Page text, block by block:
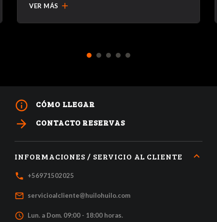
VER MÁS add
1 2 3 4 5
info_outline CÓMO LLEGAR
arrow_forward CONTACTO RESERVAS
INFORMACIONES / SERVICIO AL CLIENTE
local_phone +56971502025
mail_outline servicioalcliente@huilohuilo.com
access_time Lun. a Dom. 09:00 - 18:00 horas.